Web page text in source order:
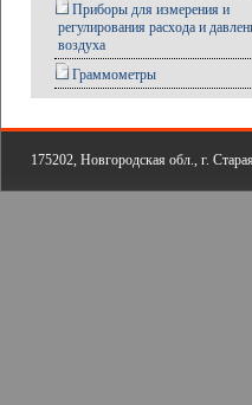
Приборы для измерения и
регулирования расхода и
воздуха
Граммометры
175202, Новгородская обл., г.